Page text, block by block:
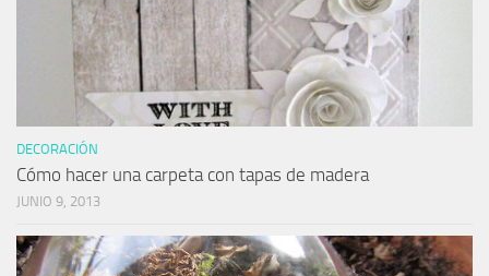
DECORACIÓN
Cómo hacer una carpeta con tapas de madera
JUNIO 9, 2013